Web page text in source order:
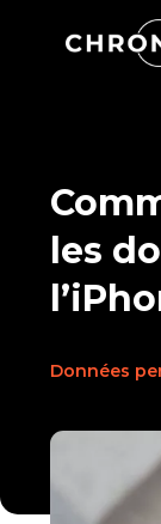
les
Données